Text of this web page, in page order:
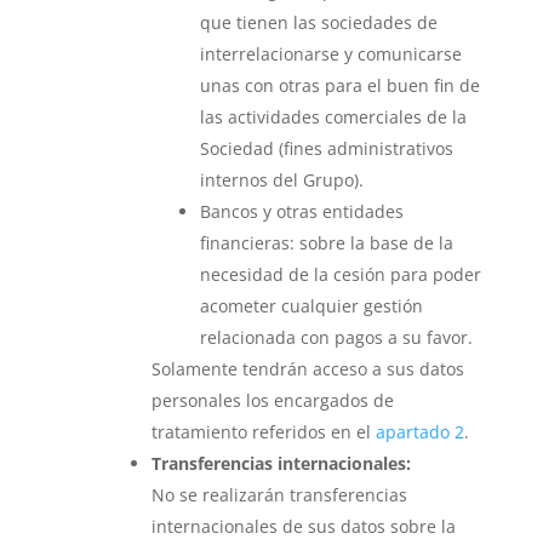
que tienen las sociedades de
interrelacionarse y comunicarse
unas con otras para el buen fin de
las actividades comerciales de la
Sociedad (fines administrativos
internos del Grupo).
Bancos y otras entidades
financieras: sobre la base de la
necesidad de la cesión para poder
acometer cualquier gestión
relacionada con pagos a su favor.
Solamente tendrán acceso a sus datos
personales los encargados de
tratamiento referidos en el apartado 2.
Transferencias internacionales:
No se realizarán transferencias
internacionales de sus datos sobre la